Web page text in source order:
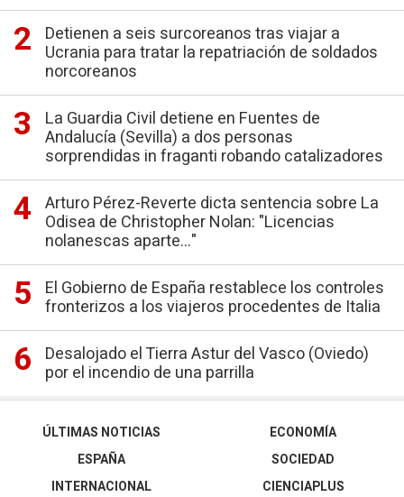
Detienen a seis surcoreanos tras viajar a
Ucrania para tratar la repatriación de soldados
norcoreanos
La Guardia Civil detiene en Fuentes de
Andalucía (Sevilla) a dos personas
sorprendidas in fraganti robando catalizadores
Arturo Pérez-Reverte dicta sentencia sobre La
Odisea de Christopher Nolan: "Licencias
nolanescas aparte..."
El Gobierno de España restablece los controles
fronterizos a los viajeros procedentes de Italia
Desalojado el Tierra Astur del Vasco (Oviedo)
por el incendio de una parrilla
ÚLTIMAS NOTICIAS
ESPAÑA
INTERNACIONAL
ECONOMÍA
SOCIEDAD
CIENCIAPLUS